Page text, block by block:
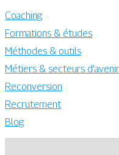
Coaching
Formations & études
Méthodes & outils
Métiers & secteurs d’avenir
Reconversion
Recrutement
Blog